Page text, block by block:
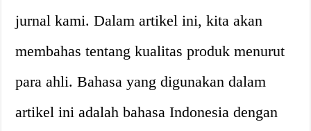
jurnal kami. Dalam artikel ini, kita akan
membahas tentang kualitas produk menurut
para ahli. Bahasa yang digunakan dalam
artikel ini adalah bahasa Indonesia dengan